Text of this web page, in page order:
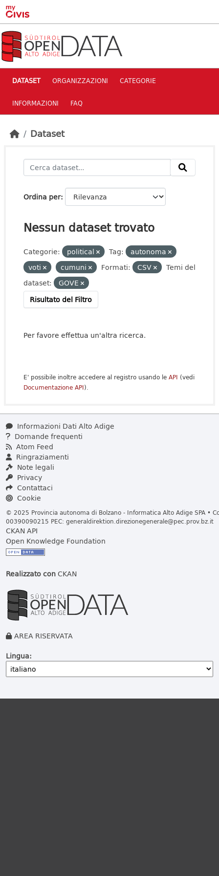
Skip to main content
DATASET ORGANIZZAZIONI CATEGORIE
INFORMAZIONI FAQ
Dataset
Ordina per
Nessun dataset trovato
Categorie: political Tag:
autonoma
voti
cumuni Formati: CSV
Temi del
dataset:
GOVE
Risultato del Filtro
Per favore effettua un'altra ricerca.
E' possibile inoltre accedere al registro usando le API (vedi
Documentazione API).
Informazioni Dati Alto Adige
Domande frequenti
Atom Feed
Ringraziamenti
Note legali
Privacy
Contattaci
Cookie
© 2025 Provincia autonoma di Bolzano - Informatica Alto Adige SPA •
00390090215 PEC: generaldirektion.direzionegenerale@pec.prov.bz.it
CKAN API
Open Knowledge Foundation
Realizzato conCKAN
AREA RISERVATA
Lingua